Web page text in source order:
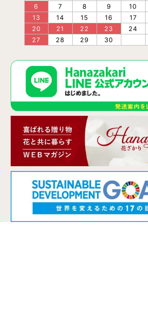
6
7 8 9 10
13
14 15 16 17
20
21 22 23 24
27
28 29 30